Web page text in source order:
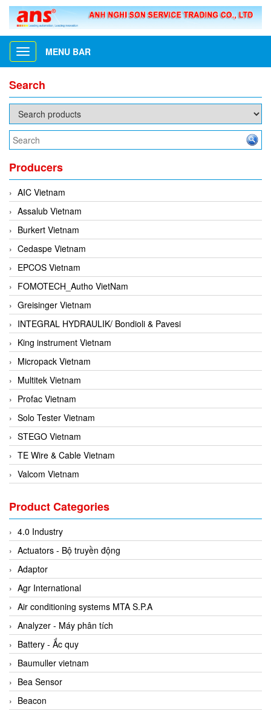
Toggle
navigation
MENU BAR
Search
Producers
AIC Vietnam
Assalub Vietnam
Burkert Vietnam
Cedaspe Vietnam
EPCOS Vietnam
FOMOTECH_Autho VietNam
Greisinger Vietnam
INTEGRAL HYDRAULIK/ Bondioli & Pavesi
King instrument Vietnam
Micropack Vietnam
Multitek Vietnam
Profac Vietnam
Solo Tester Vietnam
STEGO Vietnam
TE Wire & Cable Vietnam
Valcom Vietnam
3CTEST Vietnam
4B VietNam Vietnam
ABB Vietnam
AC Infinity Vietnam
AC&E Telecommunications
AC&T Vietnam
Accepta Vietnam
ACCUMAC Vietnam
AccuWeb Vietnam
Acey
ACOEM Vietnam
Product Categories
4.0 Industry
Actuators - Bộ truyền động
Adaptor
Agr International
Air conditioning systems MTA S.P.A
Analyzer - Máy phân tích
Battery - Ắc quy
Baumuller vietnam
Bea Sensor
Beacon